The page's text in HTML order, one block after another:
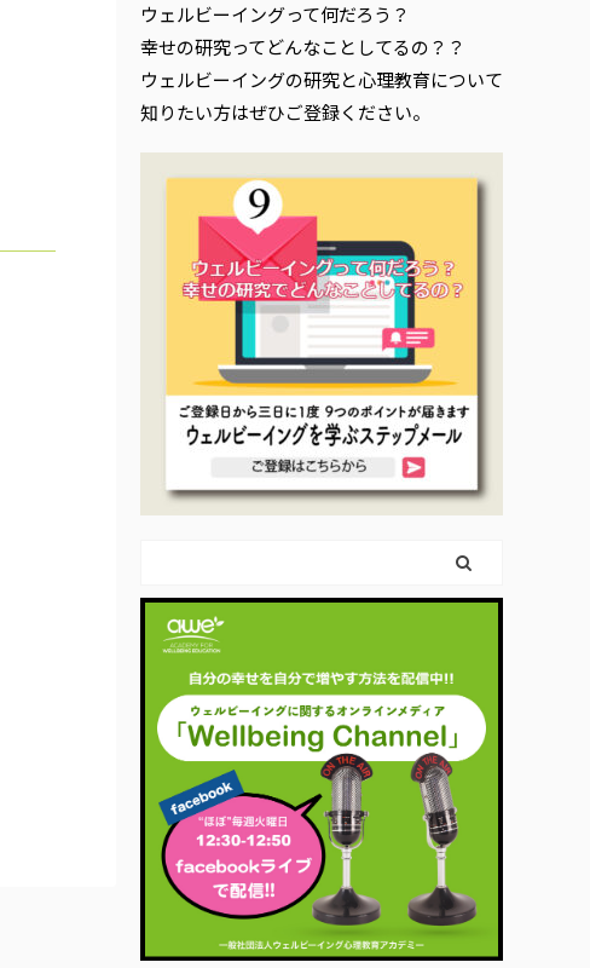
ウェルビーイングって何だろう？
幸せの研究ってどんなことしてるの？？
ウェルビーイングの研究と心理教育について
知りたい方はぜひご登録ください。